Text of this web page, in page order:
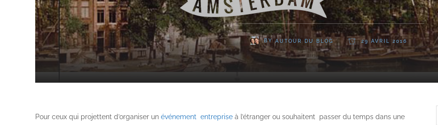
BY AUTOUR DU BLOG 29 AVRIL 2016
Pour ceux qui projettent d’organiser un événement entreprise à l’étranger ou souhaitent passer du temps dans une